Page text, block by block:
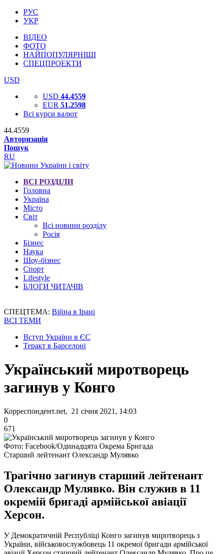
РУС
УКР
ВІДЕО
ФОТО
НАЙПОПУЛЯРНІШІ
СПЕЦПРОЕКТИ
USD
USD 44.4559
EUR 51.2598
Всі курси валют
44.4559
Авторизація
Пошук
RU
ВСІ РОЗДІЛИ
Головна
Україна
Місто
Світ
Всі новини розділу
Росія
Бізнес
Наука
Шоу-бізнес
Спорт
Lifestyle
БЛОГИ ЧИТАЧІВ
СПЕЦТЕМА: Війна в Ірані
ВСІ ТЕМИ
Вступ України в ЄС
Теракт в Барселоні
Український миротворець
загинув у Конго
Корреспондент.net, 21 січня 2021, 14:03
0
671
Фото: Facebook/Одинадцята Окрема Бригада
Старший лейтенант Олександр Мулявко
Трагічно загинув старший лейтенант
Олександр Мулявко. Він служив в 11
окремій бригаді армійської авіації
Херсон.
У Демократичній Республіці Конго загинув миротворець з
України, військовослужбовець 11 окремої бригади армійської